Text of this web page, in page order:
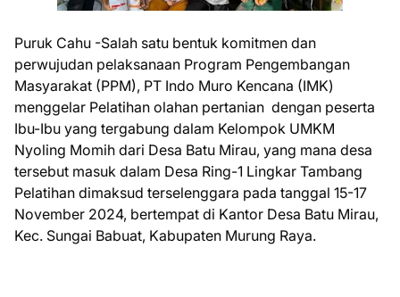
Puruk Cahu -Salah satu bentuk komitmen dan
perwujudan pelaksanaan Program Pengembangan
Masyarakat (PPM), PT Indo Muro Kencana (IMK)
menggelar Pelatihan olahan pertanian dengan peserta
Ibu-Ibu yang tergabung dalam Kelompok UMKM
Nyoling Momih dari Desa Batu Mirau, yang mana desa
tersebut masuk dalam Desa Ring-1 Lingkar Tambang
Pelatihan dimaksud terselenggara pada tanggal 15-17
November 2024, bertempat di Kantor Desa Batu Mirau,
Kec. Sungai Babuat, Kabupaten Murung Raya.